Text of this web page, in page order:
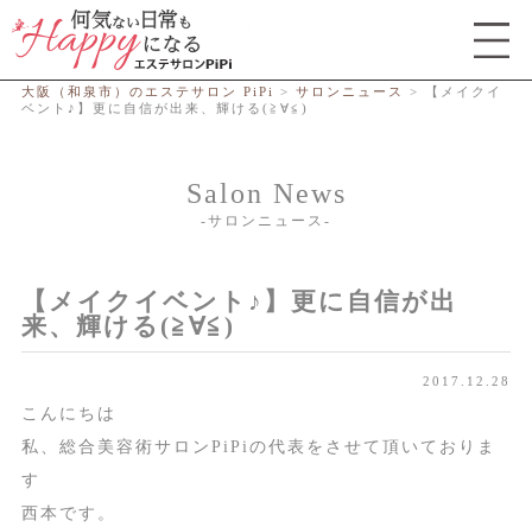
大阪（和泉市）のエステサロン PiPi > サロンニュース >
【メイクイ
ベント♪】更に自信が出来、輝ける(≧∀≦)
Salon News
サロンニュース
【メイクイベント♪】更に自信が出
来、輝ける(≧∀≦)
2017.12.28
こんにちは
私、総合美容術サロンPiPiの代表をさせて頂いておりま
す
西本です。